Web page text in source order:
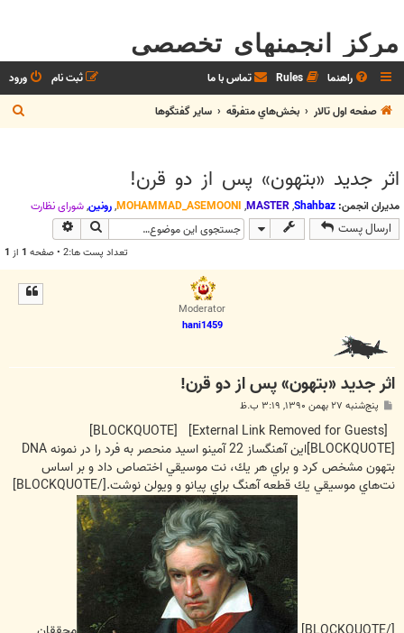
مرکز انجمنهای تخصصی
راهنما Rules تماس با ما ورود
ثبت نام
صفحه اول تالار
بخش‌‌هاي متفرقه ساير گفتگوها
س
اثر جديد «بتهون» پس از دو قرن!
مدیران انجمن: Shahbaz
,
MASTER
,
MOHAMMAD_ASEMOONI
,رونین,شوراي نظارت
ارسال پست جستجو
تعداد پست ها:2 • صفحه 1 از 1
Moderator
hani1459
اثر جديد «بتهون» پس از دو قرن!
س
ت
پنج‌شنبه ۲۷ بهمن ۱۳۹۰, ۳:۱۹ ب.ظ
[External Link Removed for Guests]
[BLOCKQUOTE]
[BLOCKQUOTE]اين آهنگساز 22 آمينو اسيد منحصر به فرد را در نمونه DNA
بتهون مشخص كرد و براي هر يك، نت موسيقي اختصاص داد و بر اساس
نت‌هاي موسيقي يك قطعه آهنگ براي پيانو و ويولن نوشت.[/BLOCKQUOTE]